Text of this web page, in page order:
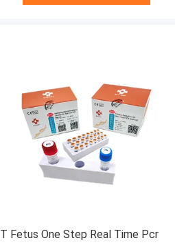
T Fetus One Step Real Time Pcr